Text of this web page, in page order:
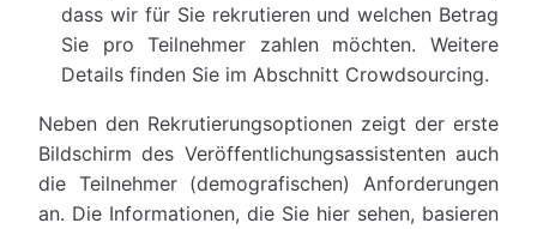
dass wir für Sie rekrutieren und welchen Betrag
Sie pro Teilnehmer zahlen möchten. Weitere
Details finden Sie im Abschnitt Crowdsourcing.
Neben den Rekrutierungsoptionen zeigt der erste
Bildschirm des Veröffentlichungsassistenten auch
die Teilnehmer (demografischen) Anforderungen
an. Die Informationen, die Sie hier sehen, basieren